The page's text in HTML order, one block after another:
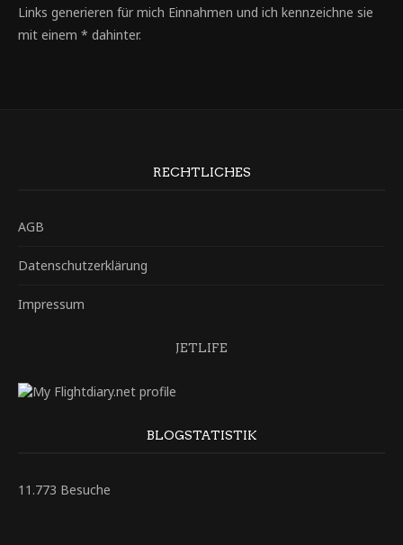
Links generieren für mich Einnahmen und ich kennzeichne sie
mit einem * dahinter.
RECHTLICHES
AGB
Datenschutzerklärung
Impressum
JETLIFE
BLOGSTATISTIK
11.773 Besuche